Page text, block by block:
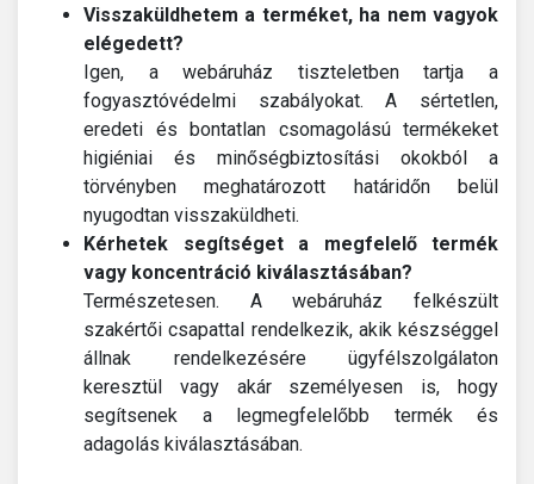
Visszaküldhetem a terméket, ha nem vagyok
elégedett?
Igen, a webáruház tiszteletben tartja a
fogyasztóvédelmi szabályokat. A sértetlen,
eredeti és bontatlan csomagolású termékeket
higiéniai és minőségbiztosítási okokból a
törvényben meghatározott határidőn belül
nyugodtan visszaküldheti.
Kérhetek segítséget a megfelelő termék
vagy koncentráció kiválasztásában?
Természetesen. A webáruház felkészült
szakértői csapattal rendelkezik, akik készséggel
állnak rendelkezésére ügyfélszolgálaton
keresztül vagy akár személyesen is, hogy
segítsenek a legmegfelelőbb termék és
adagolás kiválasztásában.